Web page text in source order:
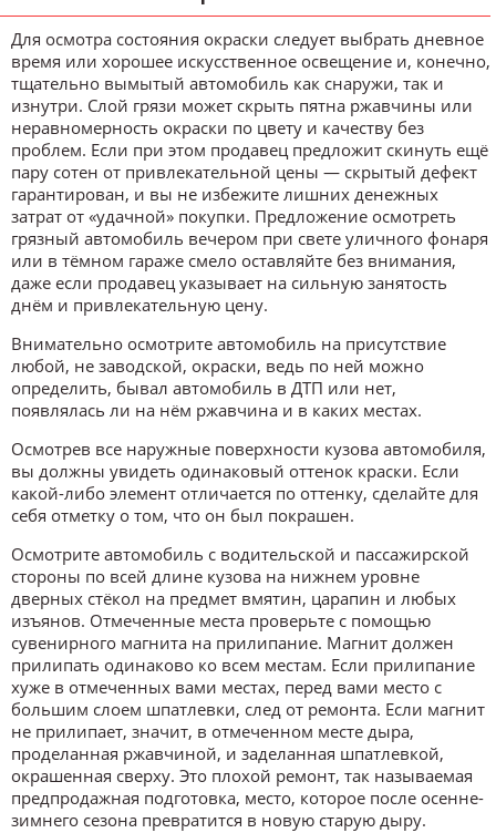
Для осмотра состояния окраски следует выбрать дневное
время или хорошее искусственное освещение и, конечно,
тщательно вымытый автомобиль как снаружи, так и
изнутри. Слой грязи может скрыть пятна ржавчины или
неравномерность окраски по цвету и качеству без
проблем. Если при этом продавец предложит скинуть ещё
пару сотен от привлекательной цены — скрытый дефект
гарантирован, и вы не избежите лишних денежных
затрат от «удачной» покупки. Предложение осмотреть
грязный автомобиль вечером при свете уличного фонаря
или в тёмном гараже смело оставляйте без внимания,
даже если продавец указывает на сильную занятость
днём и привлекательную цену.
Внимательно осмотрите автомобиль на присутствие
любой, не заводской, окраски, ведь по ней можно
определить, бывал автомобиль в ДТП или нет,
появлялась ли на нём ржавчина и в каких местах.
Осмотрев все наружные поверхности кузова автомобиля,
вы должны увидеть одинаковый оттенок краски. Если
какой-либо элемент отличается по оттенку, сделайте для
себя отметку о том, что он был покрашен.
Осмотрите автомобиль с водительской и пассажирской
стороны по всей длине кузова на нижнем уровне
дверных стёкол на предмет вмятин, царапин и любых
изъянов. Отмеченные места проверьте с помощью
сувенирного магнита на прилипание. Магнит должен
прилипать одинаково ко всем местам. Если прилипание
хуже в отмеченных вами местах, перед вами место с
большим слоем шпатлевки, след от ремонта. Если магнит
не прилипает, значит, в отмеченном месте дыра,
проделанная ржавчиной, и заделанная шпатлевкой,
окрашенная сверху. Это плохой ремонт, так называемая
предпродажная подготовка, место, которое после осенне-
зимнего сезона превратится в новую старую дыру.